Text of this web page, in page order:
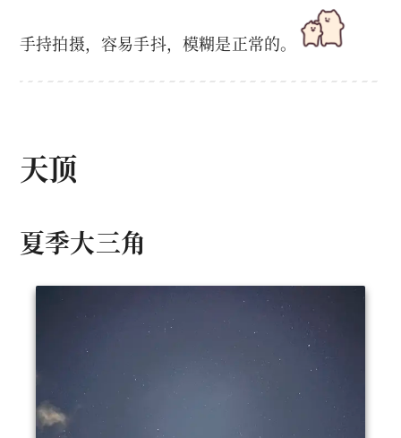
手持拍摄，容易手抖，模糊是正常的。
天顶
夏季大三角